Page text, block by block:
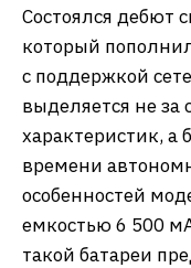
Состоялся дебют
который
с поддержкой
выделяется не за
характеристик, а
времени
особенностей
емкостью 6 500
такой батареи